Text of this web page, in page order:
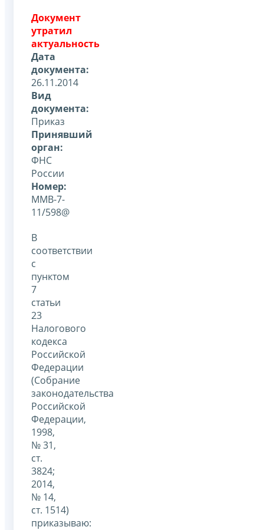
Документ
утратил
актуальность
Дата
документа:
26.11.2014
Вид
документа:
Приказ
Принявший
орган:
ФНС
России
Номер:
ММВ-7-
11/598@
В
соответствии
с
пунктом
7
статьи
23
Налогового
кодекса
Российской
Федерации
(Собрание
законодательства
Российской
Федерации,
1998,
№ 31,
ст.
3824;
2014,
№ 14,
ст. 1514)
приказываю: